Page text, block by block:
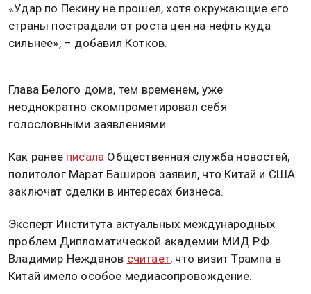
«Удар по Пекину не прошел, хотя окружающие его
страны пострадали от роста цен на нефть куда
сильнее», – добавил Котков.
Глава Белого дома, тем временем, уже
неоднократно скомпрометировал себя
голословными заявлениями.
Как ранее писала Общественная служба новостей,
политолог Марат Баширов заявил, что Китай и США
заключат сделки в интересах бизнеса.
Эксперт Института актуальных международных
проблем Дипломатической академии МИД РФ
Владимир Нежданов считает, что визит Трампа в
Китай имело особое медиасопровождение.